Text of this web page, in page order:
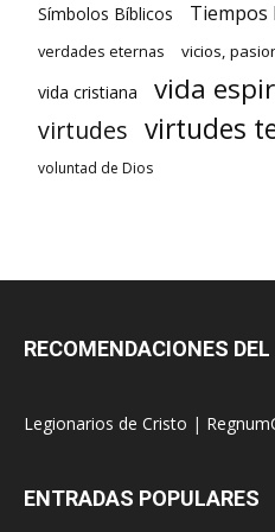
Símbolos Bíblicos Tiempos
verdades eternas vicios,
vida cristiana vida
virtudes virtudes
voluntad de Dios
RECOMENDACIONES
Legionarios de Cristo |
ENTRADAS POPULARES